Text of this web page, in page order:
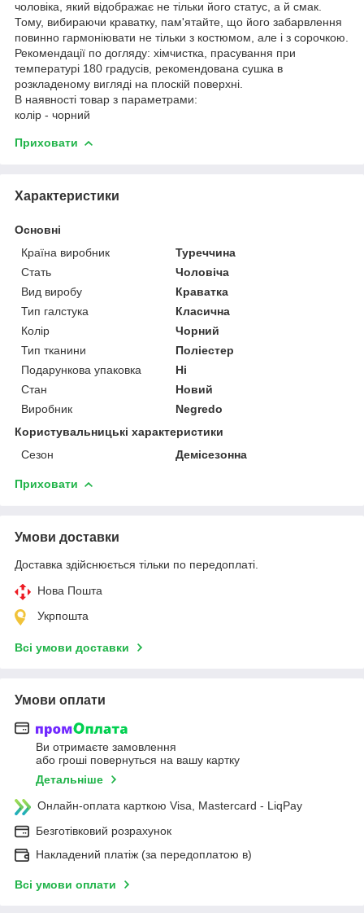
чоловіка, який відображає не тільки його статус, а й смак.
Тому, вибираючи краватку, пам'ятайте, що його забарвлення
повинно гармоніювати не тільки з костюмом, але і з сорочкою.
Рекомендації по догляду: хімчистка, прасування при
температурі 180 градусів, рекомендована сушка в
розкладеному вигляді на плоскій поверхні.
В наявності товар з параметрами:
колір - чорний
Приховати
Характеристики
Основні
Країна виробник
Туреччина
Стать
Чоловіча
Вид виробу
Краватка
Тип галстука
Класична
Колір
Чорний
Тип тканини
Поліестер
Подарункова упаковка
Ні
Стан
Новий
Виробник
Negredo
Користувальницькі характеристики
Сезон
Демісезонна
Приховати
Умови доставки
Доставка здійснюється тільки по передоплаті.
Нова Пошта
Укрпошта
Всі умови доставки
Умови оплати
Ви отримаєте замовлення
або гроші повернуться на вашу картку
Детальніше
Онлайн-оплата карткою Visa, Mastercard - LiqPay
Безготівковий розрахунок
Накладений платіж (за передоплатою в)
Всі умови оплати